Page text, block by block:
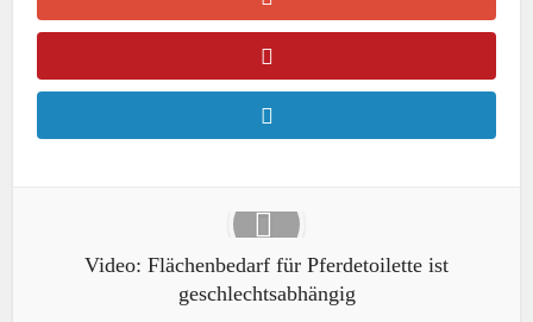
Video: Flächenbedarf für Pferdetoilette ist
geschlechtsabhängig